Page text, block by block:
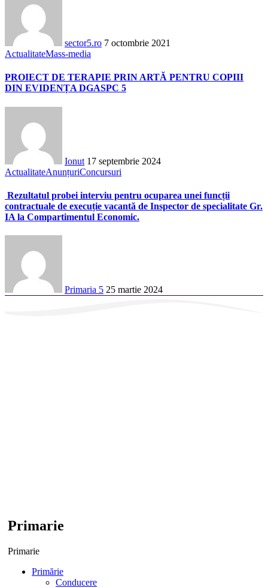
sector5.ro 7 octombrie 2021
ActualitateMass-media
PROIECT DE TERAPIE PRIN ARTĂ PENTRU COPIII
DIN EVIDENȚA DGASPC 5
Ionut 17 septembrie 2024
ActualitateAnunțuriConcursuri
Rezultatul probei interviu pentru ocuparea unei funcții
contractuale de execuție vacantă de Inspector de specialitate Gr.
IA la Compartimentul Economic.
Primaria 5 25 martie 2024
Primarie
Primarie
Primărie
Conducere